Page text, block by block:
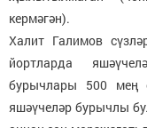
кермәгән).
Халит Галимов
йортларда
бурычлары 500 мең
яшәүчеләр бурычлы